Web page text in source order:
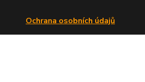
Ochrana osobních údajů